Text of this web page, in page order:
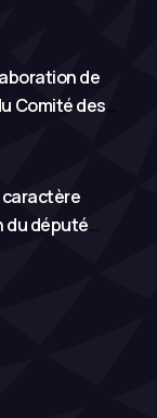
de
Comité des
Unies sur la
caractère
du député
Mohamed